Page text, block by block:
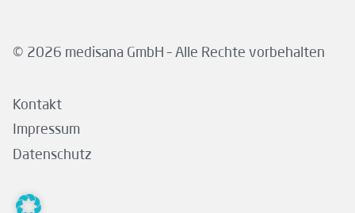
© 2026 medisana GmbH – Alle Rechte vorbehalten
Kontakt
Impressum
Datenschutz